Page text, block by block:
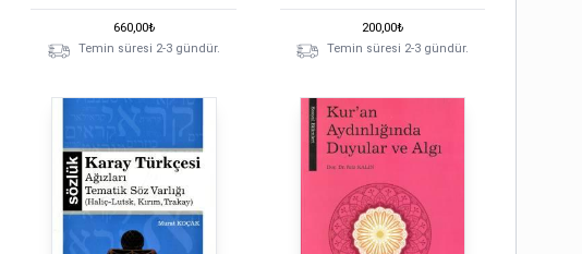
660,00₺
Temin süresi 2-3 gündür.
200,00₺
Temin süresi 2-3 gündür.